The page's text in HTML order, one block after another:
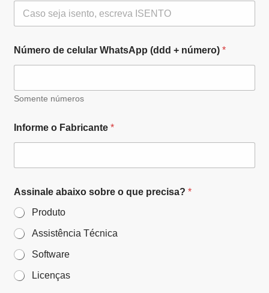
Número de celular WhatsApp (ddd + número) *
Somente números
Informe o Fabricante *
Assinale abaixo sobre o que precisa? *
Produto
Assistência Técnica
Software
Licenças